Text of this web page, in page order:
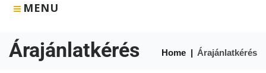
MENU
Árajánlatkérés Home | Árajánlatkérés